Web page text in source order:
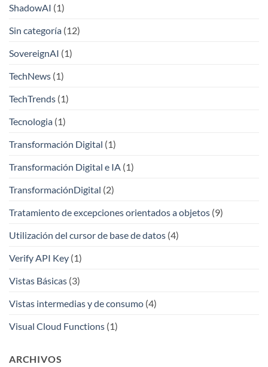
ShadowAI (1)
Sin categoría (12)
SovereignAI (1)
TechNews (1)
TechTrends (1)
Tecnologia (1)
Transformación Digital (1)
Transformación Digital e IA (1)
TransformaciónDigital (2)
Tratamiento de excepciones orientados a objetos (9)
Utilización del cursor de base de datos (4)
Verify API Key (1)
Vistas Básicas (3)
Vistas intermedias y de consumo (4)
Visual Cloud Functions (1)
ARCHIVOS